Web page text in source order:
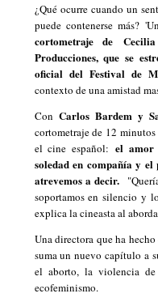
¿Qué ocurre cuando un
puede contenerse más? '
cortometraje de
Producciones, que se
oficial del Festival de
contexto de una amistad
ConCarlos Bardem y
cortometraje de 12
el cine español: el amor
soledad en compañía y el
atrevemos a decir.
soportamos en silencio y
explica la cineasta al
Una directora que ha
suma un nuevo capítulo a
el aborto, la violencia
ecofeminismo.